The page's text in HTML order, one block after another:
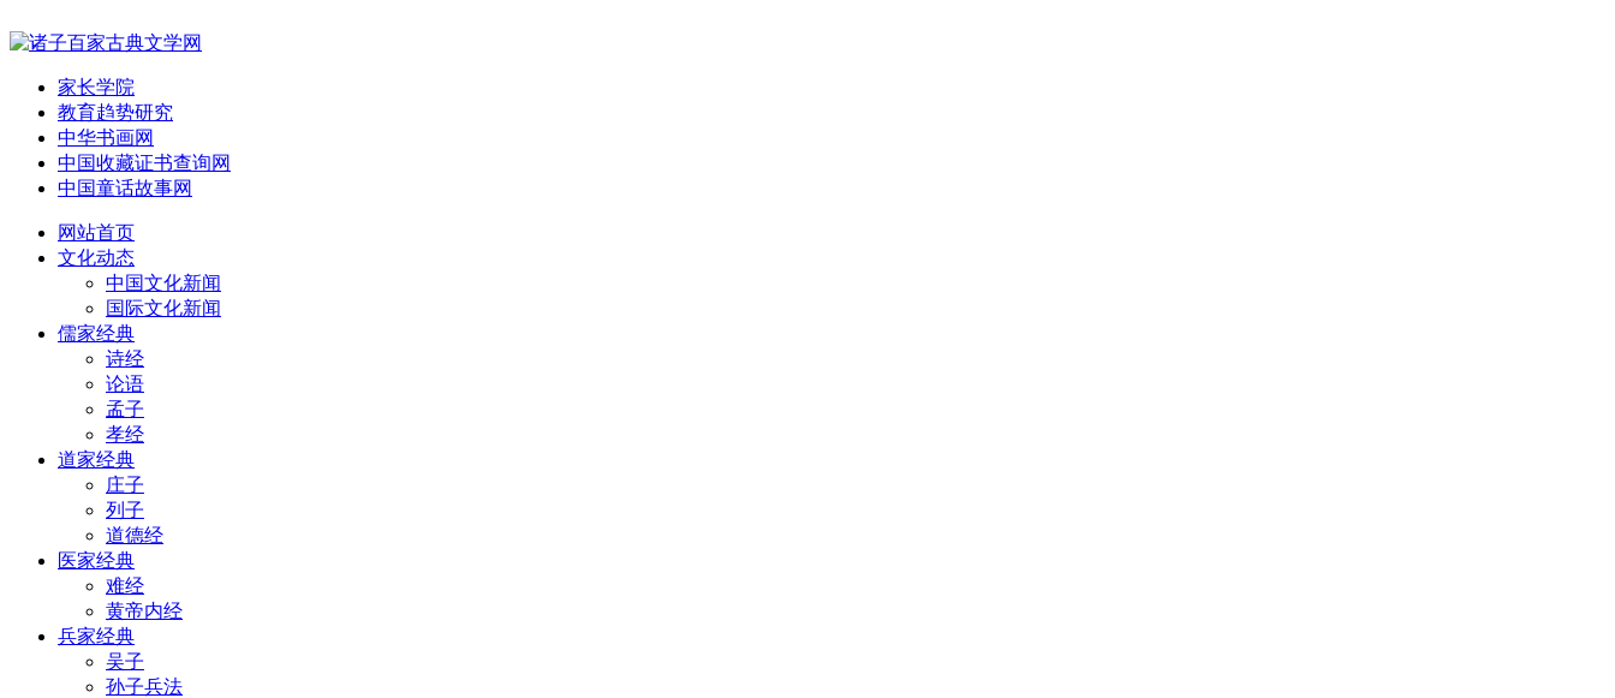
家长学院
教育趋势研究
中华书画网
中国收藏证书查询网
中国童话故事网
网站首页
文化动态
中国文化新闻
国际文化新闻
儒家经典
诗经
论语
孟子
孝经
道家经典
庄子
列子
道德经
医家经典
难经
黄帝内经
兵家经典
吴子
孙子兵法